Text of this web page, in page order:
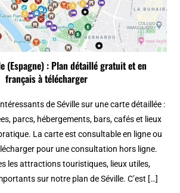
(Espagne) : Plan détaillé gratuit et en
français à télécharger
de Séville sur une carte détaillée :
parcs, hébergements, bars, cafés et lieux
La carte est consultable en ligne ou
pour une consultation hors ligne.
les attractions touristiques, lieux utiles,
sur notre plan de Séville. C’est […]